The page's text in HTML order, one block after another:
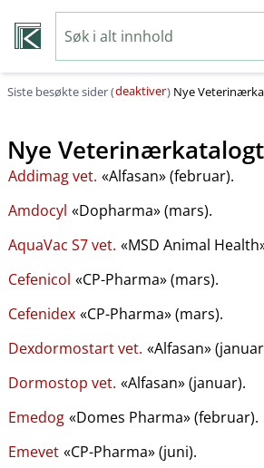
Siste besøkte sider (deaktiver) Nye
Nye
Addimag vet. «Alfasan» (februar).
Amdocyl «Dopharma» (mars).
AquaVac S7 vet. «MSD Animal
Cefenicol «CP-Pharma» (mars).
Cefenidex «CP-Pharma» (mars).
Dexdormostart vet. «Alfasan»
Dormostop vet. «Alfasan» (januar).
Emedog «Domes Pharma» (februar).
Emevet «CP-Pharma» (juni).